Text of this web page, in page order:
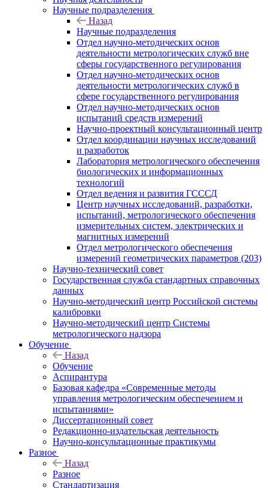
Научные подразделения
Назад
Научные подразделения
Отдел научно-методических основ
деятельности метрологических служб вне
сферы государственного регулирования
Отдел научно-методических основ
деятельности метрологических служб в
сфере государственного регулирования
Отдел научно-методических основ
испытаний средств измерений
Научно-проектный консультационный центр
Отдел координации научных исследований
и разработок
Лаборатория метрологического обеспечения
биологических и информационных
технологий
Отдел ведения и развития ГСССД
Центр научных исследований, разработки,
испытаний, метрологического обеспечения
измерительных систем, электрических и
магнитных измерений
Отдел метрологического обеспечения
измерений геометрических параметров (203)
Научно-технический совет
Государственная служба стандартных справочных
данных
Научно-методический центр Российской системы
калибровки
Научно-методический центр Системы
метрологического надзора
Обучение
Назад
Обучение
Аспирантура
Базовая кафедра «Современные методы
управления метрологическим обеспечением и
испытаниями»
Диссертационный совет
Редакционно-издательская деятельность
Научно-консультационные практикумы
Разное
Назад
Разное
Стандартизация